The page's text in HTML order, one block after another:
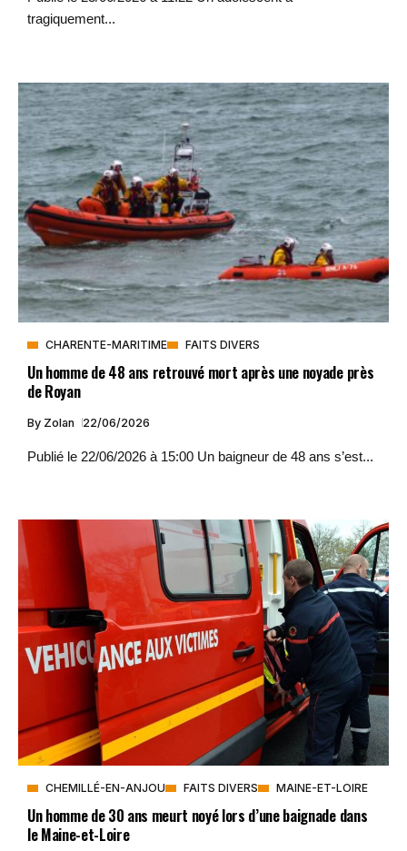
tragiquement...
CHARENTE-MARITIME FAITS DIVERS
Un homme de 48 ans retrouvé mort après une noyade près
de Royan
By Zolan 22/06/2026
Publié le 22/06/2026 à 15:00 Un baigneur de 48 ans s’est...
CHEMILLÉ-EN-ANJOU FAITS DIVERS MAINE-ET-LOIRE
Un homme de 30 ans meurt noyé lors d’une baignade dans
le Maine-et-Loire